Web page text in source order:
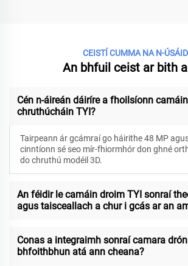
CEISTÍ CUMMA NA N-
An bhfuil ceist ar bith
Cén n-áireán dáiríre a fhoilsíonn camáin
chruthúcháin TYI?
Tairpeann ár gcámraí go háirithe 48 MP
cinntíonn sé seo mír-fhiormhór don ghné
do chruthú modéil 3D.
An féidir le camáin droim TYI sonraí
agus taisceallach a chur i gcás ar an
Conas a integraimh sonraí camara
bhfoithbhun atá ann cheana?